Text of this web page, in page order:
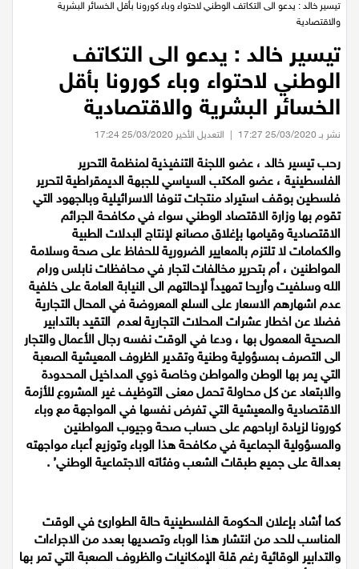
عيلبون
دير حنا
سخنين
عرابة
اخبار عالمية
رياضة
رياضة محلية
رياضة عالمية
تقارير خاصة
اقتصاد
مقالات
مطبخ
مجلة الحمرا
الرئيسية / اخبار فلسطين
/
تيسير خالد : يدعو الى التكاتف الوطني لاحتواء وباء كورونا بأقل الخسائر البشرية
تيسير خالد : يدعو الى التكاتف
الوطني لاحتواء وباء كورونا بأقل
الخسائر البشرية والاقتصادية
رحب تيسير خالد ، عضو اللجنة التنفيذية لمنظمة التحرير
الفلسطينية ، عضو المكتب السياسي للجبهة الديمقراطية لتحرير
فلسطين بوقف استيراد منتجات تنوفا الاسرائيلية وبالجهود التي
تقوم بها وزارة الاقتصاد الوطني سواء في مكافحة الجرائم
الاقتصادية وقيامها بإغلاق مصانع لإنتاج البدلات الطبية
والكمامات لا تلتزم بالمعايير الضرورية للحفاظ على صحة وسلامة
المواطنين ، أم بتحرير مخالفات لتجار في محافظات نابلس ورام
الله وسلفيت وأريحا تمهيداً لإحالتهم الى النيابة العامة على خلفية
عدم اشهارهم الاسعار على السلع المعروضة في المحال التجارية
فضلا عن اخطار عشرات المحلات التجارية لعدم التقيد بالتدابير
الصحية المعمول بها ، ودعا في الوقت نفسه رجال الأعمال والتجار
الى التصرف بمسؤولية وطنية وتقدير الظروف المعيشية الصعبة
التي يمر بها الوطن والمواطن وخاصة ذوي المداخيل المحدودة
والابتعاد عن كل محاولة تحمل معنى التوظيف غير المشروع للأزمة
الاقتصادية والمعيشية التي تفرض نفسها في المواجهة مع وباء
كورونا لزيادة ارباحهم على حساب صحة وجيوب المواطنين
والمسؤولية الجماعية في مكافحة هذا الوباء وتوزيع أعباء مواجهته
كما أشاد بإعلان الحكومة الفلسطينية حالة الطوارئ في الوقت
المناسب للحد من انتشار هذا الوباء وتصديها بعدد من الاجراءات